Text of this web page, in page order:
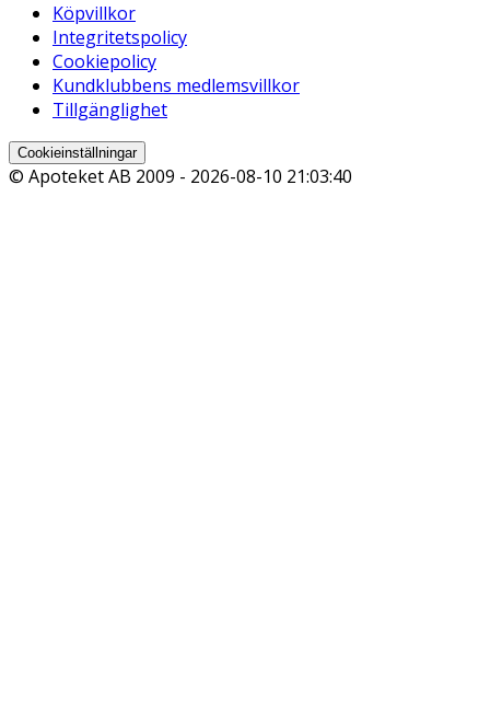
Köpvillkor
Integritetspolicy
Cookiepolicy
Kundklubbens medlemsvillkor
Tillgänglighet
Cookieinställningar
© Apoteket AB 2009 - 2026-08-10 21:03:40